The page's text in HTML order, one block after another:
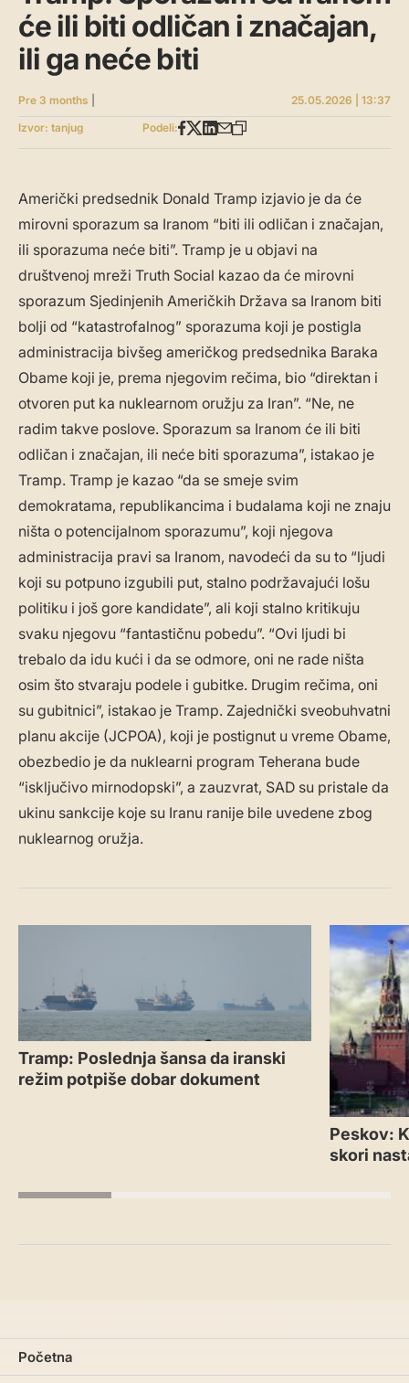
će ili biti odličan i značajan,
ili ga neće biti
Pre 3 months
25.05.2026 | 13:37
Izvor: tanjug
Podeli:
Američki predsednik Donald Tramp izjavio je da će
mirovni sporazum sa Iranom “biti ili odličan i značajan,
ili sporazuma neće biti”. Tramp je u objavi na
društvenoj mreži Truth Social kazao da će mirovni
sporazum Sjedinjenih Američkih Država sa Iranom biti
bolji od “katastrofalnog” sporazuma koji je postigla
administracija bivšeg američkog predsednika Baraka
Obame koji je, prema njegovim rečima, bio “direktan i
otvoren put ka nuklearnom oružju za Iran”. “Ne, ne
radim takve poslove. Sporazum sa Iranom će ili biti
odličan i značajan, ili neće biti sporazuma”, istakao je
Tramp. Tramp je kazao “da se smeje svim
demokratama, republikancima i budalama koji ne znaju
ništa o potencijalnom sporazumu”, koji njegova
administracija pravi sa Iranom, navodeći da su to “ljudi
koji su potpuno izgubili put, stalno podržavajući lošu
politiku i još gore kandidate”, ali koji stalno kritikuju
svaku njegovu “fantastičnu pobedu”. “Ovi ljudi bi
trebalo da idu kući i da se odmore, oni ne rade ništa
osim što stvaraju podele i gubitke. Drugim rečima, oni
su gubitnici”, istakao je Tramp. Zajednički sveobuhvatni
planu akcije (JCPOA), koji je postignut u vreme Obame,
obezbedio je da nuklearni program Teherana bude
“isključivo mirnodopski”, a zauzvrat, SAD su pristale da
ukinu sankcije koje su Iranu ranije bile uvedene zbog
nuklearnog oružja.
Tramp: Poslednja šansa da iranski
režim potpiše dobar dokument
Peskov:
skori
Početna